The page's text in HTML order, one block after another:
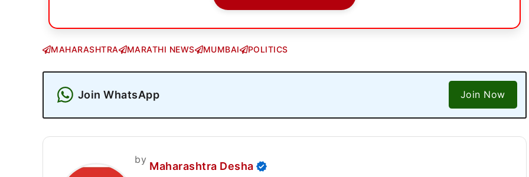
MAHARASHTRA MARATHI NEWS MUMBAI POLITICS
Join WhatsApp Join Now
by
Maharashtra Desha